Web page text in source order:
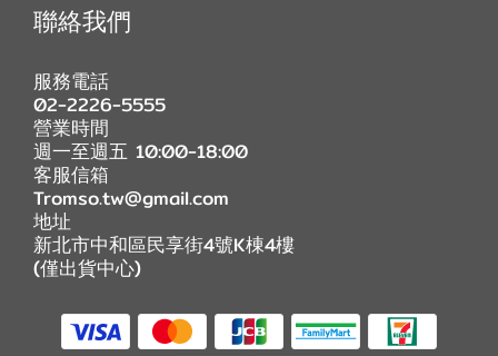
聯絡我們
服務電話
02-2226-5555
營業時間
週一至週五 10:00-18:00
客服信箱
Tromso.tw@gmail.com
地址
新北市中和區民享街4號K棟4樓
(僅出貨中心)